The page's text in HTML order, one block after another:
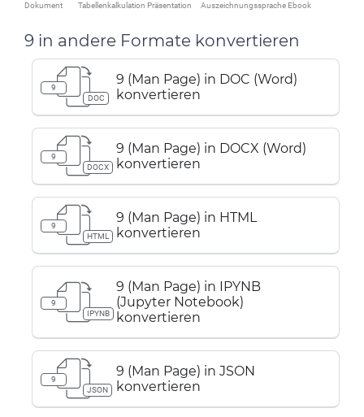
Dokument Tabellenkalkulation Präsentation Auszeichnungssprache Ebook
9 in andere Formate konvertieren
9
DOC
9 (Man Page) in DOC (Word)
konvertieren
9
DOCX
9 (Man Page) in DOCX (Word)
konvertieren
9
HTML
9 (Man Page) in HTML
konvertieren
9
IPYNB
9 (Man Page) in IPYNB
(Jupyter Notebook)
konvertieren
9
JSON
9 (Man Page) in JSON
konvertieren